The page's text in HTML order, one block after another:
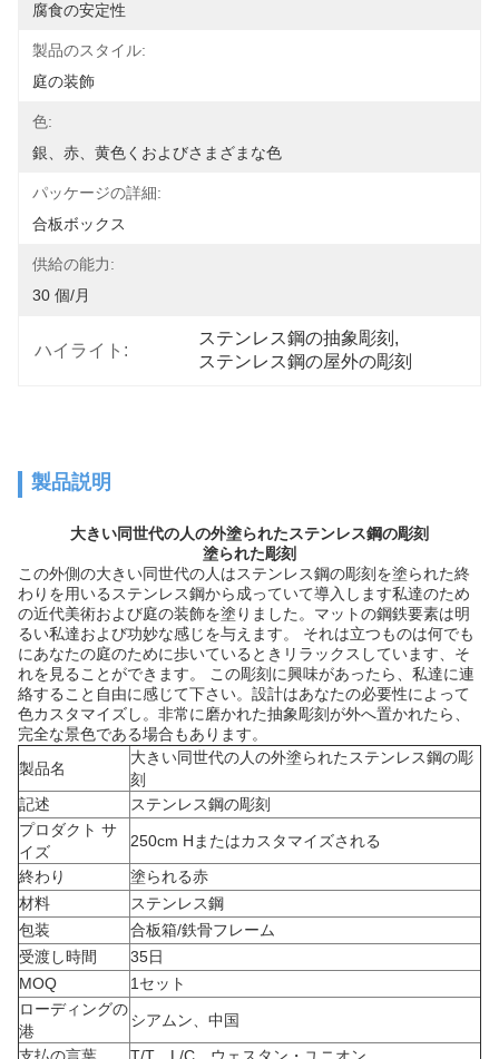
腐食の安定性
製品のスタイル:
庭の装飾
色:
銀、赤、黄色くおよびさまざまな色
パッケージの詳細:
合板ボックス
供給の能力:
30 個/月
ハイライト:
ステンレス鋼の抽象彫刻 ,
ステンレス鋼の屋外の彫刻
製品説明
大きい同世代の人の外塗られたステンレス鋼の彫刻
塗られた彫刻
この外側の大きい同世代の人はステンレス鋼の彫刻を塗られた終
わりを用いるステンレス鋼から成っていて導入します私達のため
の近代美術および庭の装飾を塗りました 。マットの鋼鉄要素は明
るい私達および功妙な感じを与えます。 それは立つものは何でも
にあなたの庭のために歩いているときリラックスしています、 そ
れを見ることができます。 この彫刻に興味があったら、私達に連
絡すること自由に感じて下さい。設計はあなたの必要性によって
色カスタマイズし。非常に磨かれた抽象彫刻が外へ置かれたら、
完全な景色である場合もあります。
製品名
大きい同世代の人の外塗られたステンレス鋼の彫
刻
記述
ステンレス鋼の彫刻
プロダクト サ
イズ
250cm Hまたはカスタマイズされる
終わり
塗られる赤
材料
ステンレス鋼
包装
合板箱/鉄骨フレーム
受渡し時間
35日
MOQ
1セット
ローディングの
港
シアムン、中国